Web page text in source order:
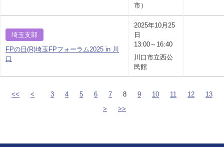
市）
埼玉支部
FPの日(R)埼玉FPフォーラム2025 in 川
口
2025年10月25
日
13:00～16:40
川口市立西公
民館
<< < 3 4 5 6 7 8 9 10 11 12
13
>
>>